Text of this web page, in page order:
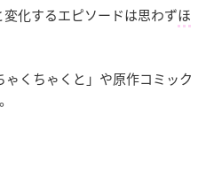
化するエピソードは思わずほ
くちゃくと」や原作コミック